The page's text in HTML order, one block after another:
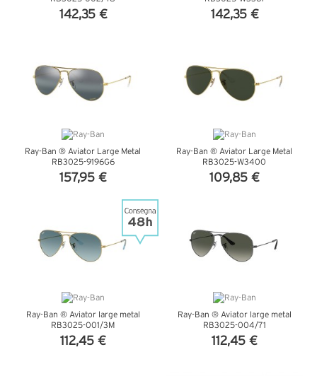
142,35 €
142,35 €
Ray-Ban ® Aviator Large Metal
RB3025-9196G6
157,95 €
Ray-Ban ® Aviator Large Metal
RB3025-W3400
109,85 €
Ray-Ban ® Aviator large metal
RB3025-001/3M
112,45 €
Ray-Ban ® Aviator large metal
RB3025-004/71
112,45 €